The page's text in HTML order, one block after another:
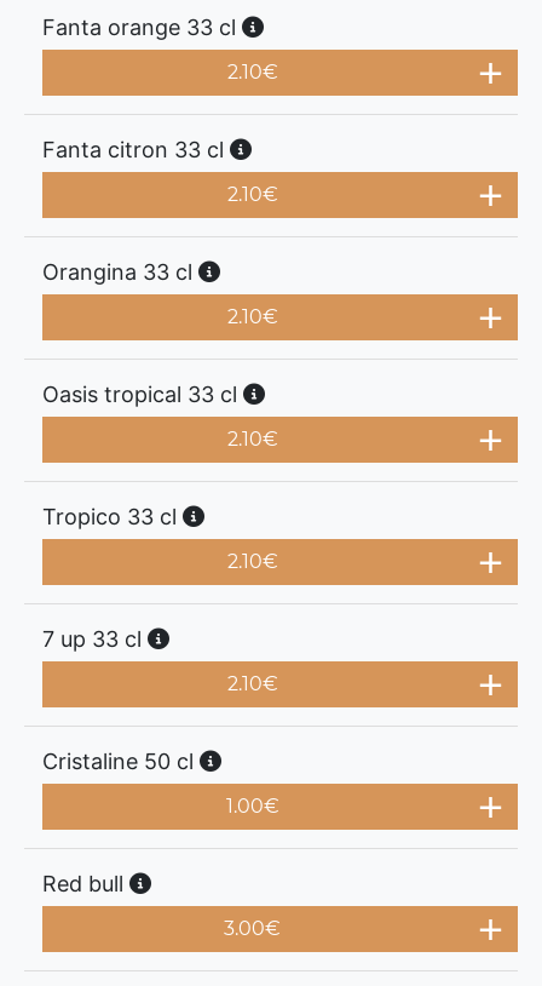
Fanta orange 33 cl
2.10€
Fanta citron 33 cl
2.10€
Orangina 33 cl
2.10€
Oasis tropical 33 cl
2.10€
Tropico 33 cl
2.10€
7 up 33 cl
2.10€
Cristaline 50 cl
1.00€
Red bull
3.00€